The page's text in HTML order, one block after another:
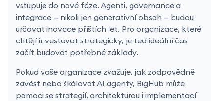
vstupuje do nové fáze. Agenti, governance a
integrace — nikoli jen generativní obsah — budou
určovat inovace příštích let. Pro organizace, které
chtějí investovat strategicky, je teď ideální čas
začít budovat potřebné základy.
Pokud vaše organizace zvažuje, jak zodpovědně
zavést nebo škálovat AI agenty, BigHub může
pomoci se strategií, architekturou i implementací